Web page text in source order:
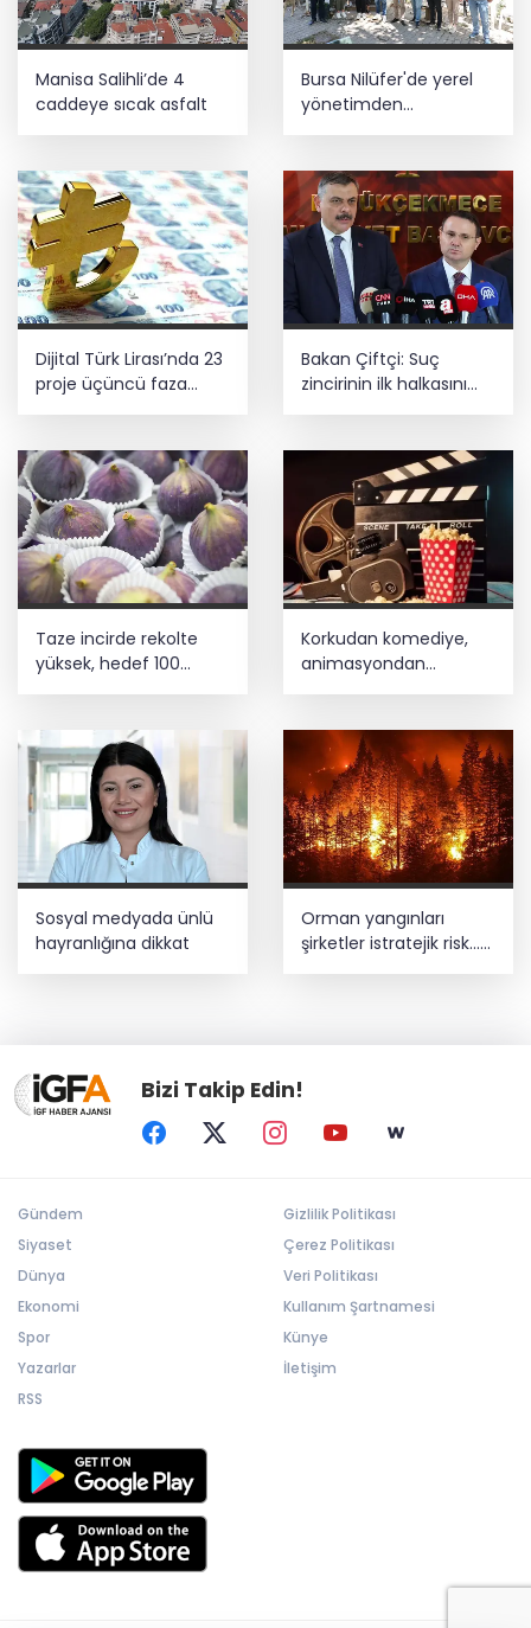
Manisa Salihli’de 4
caddeye sıcak asfalt
Bursa Nilüfer'de yerel
yönetimden
Dijital Türk Lirası’nda 23
proje üçüncü faza
Bakan Çiftçi: Suç
zincirinin ilk halkasını
Taze incirde rekolte
yüksek, hedef 100
milyon dolar
Korkudan komediye,
animasyondan
dramaya 6 yeni film
Sosyal medyada ünlü
hayranlığına dikkat
Orman yangınları
şirketler istratejik risk...
Sigorta açığı büyüyor
Bizi Takip Edin!
Gündem
Siyaset
Dünya
Ekonomi
Spor
Yazarlar
RSS
Gizlilik Politikası
Çerez Politikası
Veri Politikası
Kullanım Şartnamesi
Künye
İletişim